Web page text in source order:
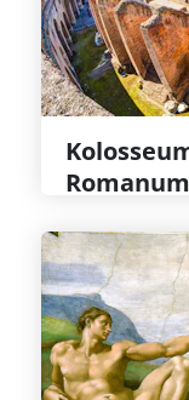
Besuchen
Zutritt
Bereich der
ihr Leben
Kapelle
jemals